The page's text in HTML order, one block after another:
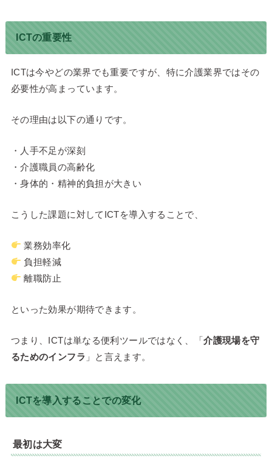
ICTの重要性
ICTは今やどの業界でも重要ですが、特に介護業界ではその
必要性が高まっています。
その理由は以下の通りです。
・人手不足が深刻
・介護職員の高齢化
・身体的・精神的負担が大きい
こうした課題に対してICTを導入することで、
業務効率化
負担軽減
離職防止
といった効果が期待できます。
つまり、ICTは単なる便利ツールではなく、「介護現場を守
るためのインフラ 」と言えます。
ICTを導入することでの変化
最初は大変